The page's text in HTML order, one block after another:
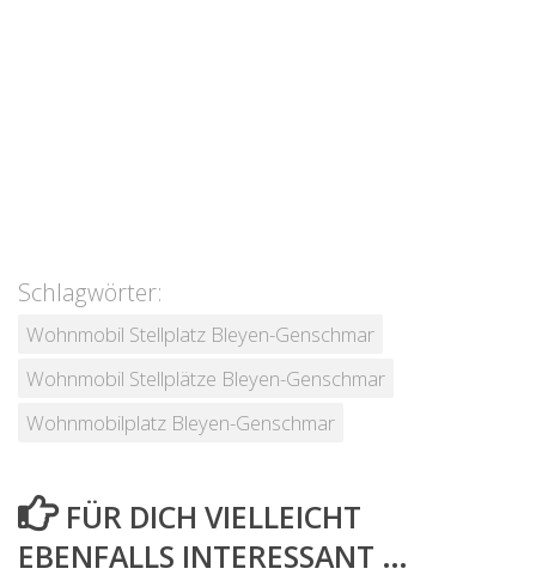
Schlagwörter:
Wohnmobil Stellplatz Bleyen-Genschmar
Wohnmobil Stellplätze Bleyen-Genschmar
Wohnmobilplatz Bleyen-Genschmar
FÜR DICH VIELLEICHT
EBENFALLS INTERESSANT …